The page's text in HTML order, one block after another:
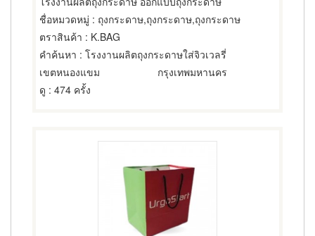
ชื่อหมวดหมู่ : ถุงกระดาษ,ถุงกระดาษ,ถุงกระดาษ
ตราสินค้า : K.BAG
คำค้นหา : โรงงานผลิตถุงกระดาษใส่จิวเวลรี่
เขตหนองแขม
กรุงเทพมหานคร
ดู : 474 ครั้ง